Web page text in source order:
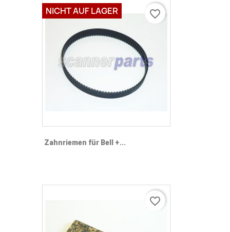
Zahnriemen für Bell +...
NICHT AUF LAGER favorite_border
favorite_border